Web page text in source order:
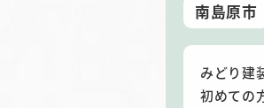
南島原市
みどり建
初めての